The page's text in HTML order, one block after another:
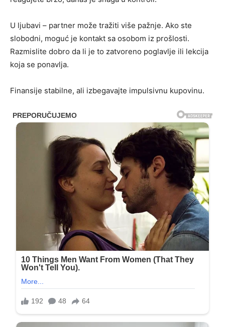
U ljubavi – partner može tražiti više pažnje. Ako ste
slobodni, moguć je kontakt sa osobom iz prošlosti.
Razmislite dobro da li je to zatvoreno poglavlje ili lekcija
koja se ponavlja.
Finansije stabilne, ali izbegavajte impulsivnu kupovinu.